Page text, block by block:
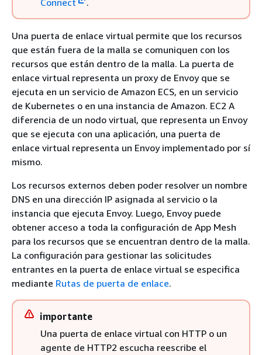
Connect
.
Una puerta de enlace virtual permite que los recursos
que están fuera de la malla se comuniquen con los
recursos que están dentro de la malla. La puerta de
enlace virtual representa un proxy de Envoy que se
ejecuta en un servicio de Amazon ECS, en un servicio
de Kubernetes o en una instancia de Amazon. EC2 A
diferencia de un nodo virtual, que representa un Envoy
que se ejecuta con una aplicación, una puerta de
enlace virtual representa un Envoy implementado por sí
mismo.
Los recursos externos deben poder resolver un nombre
DNS en una dirección IP asignada al servicio o la
instancia que ejecuta Envoy. Luego, Envoy puede
obtener acceso a toda la configuración de App Mesh
para los recursos que se encuentran dentro de la malla.
La configuración para gestionar las solicitudes
entrantes en la puerta de enlace virtual se especifica
mediante Rutas de puerta de enlace.
importante
Una puerta de enlace virtual con HTTP o un
agente de HTTP2 escucha reescribe el